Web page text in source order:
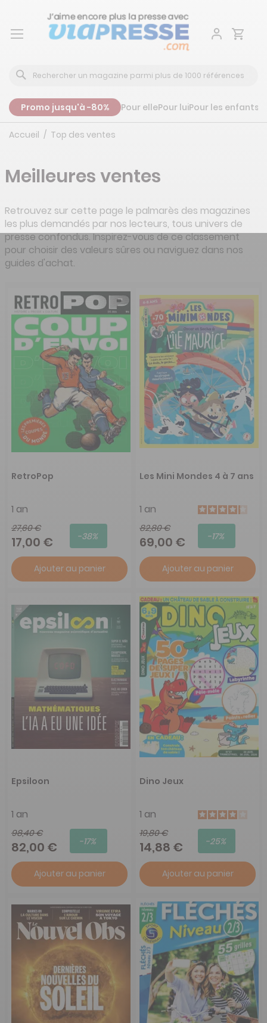
Aller
Promo jusqu'à -80% Pour ellePour luiPour les enfants
Accueil Top des ventes
Meilleures ventes
Retrouvez sur cette page le palmarès des magazines
les plus demandés par nos lecteurs, tous univers de
presse confondus. Inspirez-vous de ce classement
pour choisir des valeurs sûres ou naviguez dans nos
guides d'achat.
RetroPop
1 an
27,60 €
17,00 € -38%
Ajouter au panier
Les Mini Mondes 4 à 7 ans
1 an
82,80 €
69,00 € -17%
Ajouter au panier
Epsiloon
1 an
98,40 €
82,00 € -17%
Ajouter au panier
Dino Jeux
1 an
19,80 €
14,88 € -25%
Ajouter au panier